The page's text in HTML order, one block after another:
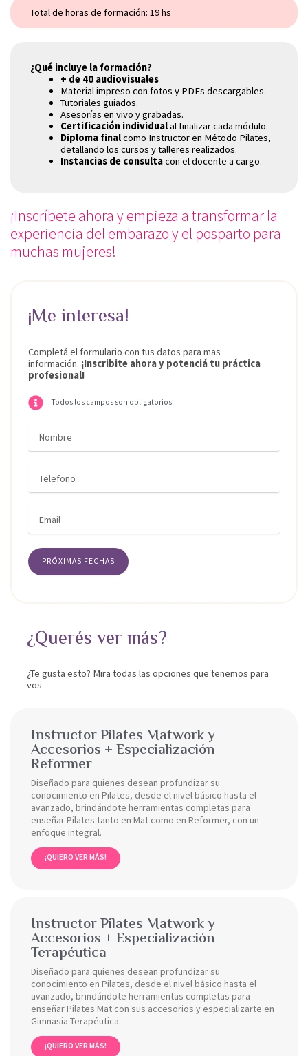
Total de horas de formación: 19 hs
¿Qué incluye la formación?
+ de 40 audiovisuales
Material impreso con fotos y PDFs descargables.
Tutoriales guiados.
Asesorías en vivo y grabadas.
Certificación individualal finalizar cada módulo.
Diploma finalcomo Instructor en Método Pilates,
detallando los cursos y talleres realizados.
Instancias de consultacon el docente a cargo.
¡Inscríbete ahora y empieza a transformar la
experiencia del embarazo y el posparto para
muchas mujeres!
¡Me interesa!
Completá el formulario con tus datos para mas
información. ¡Inscribite ahora y potenciá tu práctica
profesional!
Todos los campos son obligatorios
PRÓXIMAS FECHAS
¿Querés ver más?
¿Te gusta esto? Mira todas las opciones que tenemos para
vos
Instructor Pilates Matwork y
Accesorios + Especialización
Reformer
Diseñado para quienes desean profundizar su
conocimiento en Pilates, desde el nivel básico hasta el
avanzado, brindándote herramientas completas para
enseñar Pilates tanto en Mat como en Reformer, con un
enfoque integral.
¡QUIERO VER MÁS!
Instructor Pilates Matwork y
Accesorios + Especialización
Terapéutica
Diseñado para quienes desean profundizar su
conocimiento en Pilates, desde el nivel básico hasta el
avanzado, brindándote herramientas completas para
enseñar Pilates Mat con sus accesorios y especializarte en
Gimnasia Terapéutica.
¡QUIERO VER MÁS!